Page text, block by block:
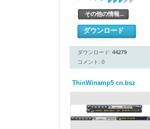
その他の情報...
ダウンロード
ダウンロード: 44279
コメント: 0
ThinWinamp5 cn.bsz